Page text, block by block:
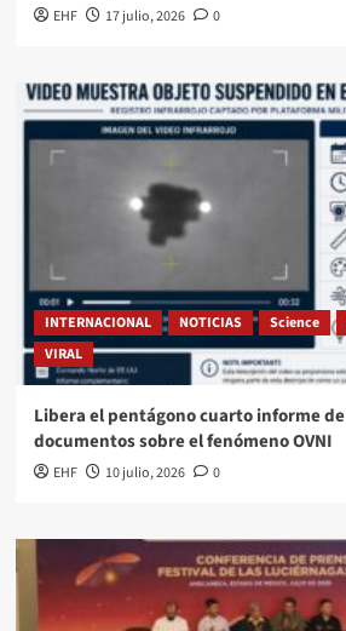
EHF 17 julio, 2026 0
INTERNACIONAL NOTICIAS Science
VIRAL
Libera el pentágono cuarto informe
documentos sobre el fenómeno OVNI
EHF 10 julio, 2026 0